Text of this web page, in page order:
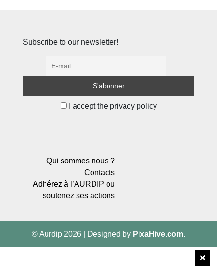
Subscribe to our newsletter!
I accept the privacy policy
Qui sommes nous ?
Contacts
Adhérez à l’AURDIP ou
soutenez ses actions
© Aurdip 2026 Designed by PixaHive.com.